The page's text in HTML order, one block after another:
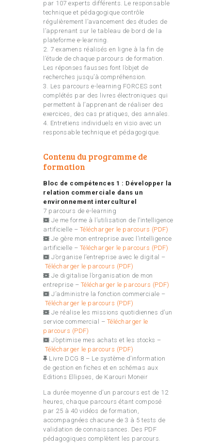
par 107 experts différents. Le responsable
technique et pédagogique contrôle
régulièrement l’avancement des études de
l’apprenant sur le tableau de bord de la
plateforme e-learning.
2. 7 examens réalisés en ligne à la fin de
l’étude de chaque parcours de formation.
Les réponses fausses font l’objet de
recherches jusqu’à compréhension.
3. Les parcours e-learning FORCES sont
complétés par des livres électroniques qui
permettent à l’apprenant de réaliser des
exercices, des cas pratiques, des annales.
4. Entretiens individuels en visio avec un
responsable technique et pédagogique.
Contenu du programme de
formation
Bloc de compétences 1 : Développer la
relation commerciale dans un
environnement interculturel
7 parcours de e-learning
Je me forme à l’utilisation de l’intelligence
artificielle – Télécharger le parcours (PDF)
Je gère mon entreprise avec l’intelligence
artificielle – Télécharger le parcours (PDF)
J’organise l’entreprise avec le digital –
Télécharger le parcours (PDF)
Je digitalise l’organisation de mon
entreprise – Télécharger le parcours (PDF)
J’administre la fonction commerciale –
Télécharger le parcours (PDF)
Je réalise les missions quotidiennes d’un
service commercial – Télécharger le
parcours (PDF)
J’optimise mes achats et les stocks –
Télécharger le parcours (PDF)
Livre DCG 8 – Le système d’information
de gestion en fiches et en schémas aux
Editions Ellipses, de Karouri Moneir
La durée moyenne d’un parcours est de 12
heures, chaque parcours étant composé
par 25 à 40 vidéos de formation,
accompagnées chacune de 3 à 5 tests de
validation de connaissances. Des PDF
pédagogiques complètent les parcours.